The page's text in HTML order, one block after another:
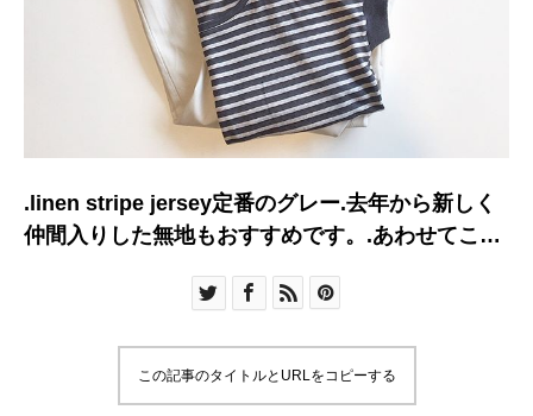
.linen stripe jersey定番のグレー.去年から新しく
仲間入りした無地もおすすめです。.あわせてこち
#linen stripe jersey#brushd cotton
革靴#matureha #boxhat#hat#hausmatsue #島根
この記事のタイトルとURLをコピーする